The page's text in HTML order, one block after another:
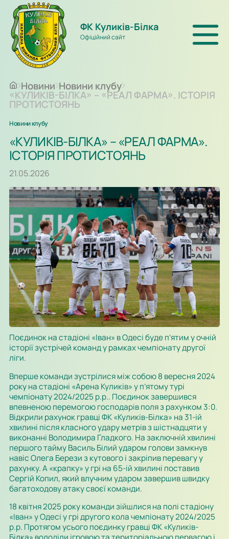
ФК Куликів-Білка
Офіційний сайт
Новини Новини клубу
«КУЛИКІВ-БІЛКА» – «РЕАЛ ФАРМА». ІСТОРІЯ
ПРОТИСТОЯНЬ
Новини клубу
«КУЛИКІВ-БІЛКА» – «РЕАЛ ФАРМА».
ІСТОРІЯ ПРОТИСТОЯНЬ
21.05.2026
Поєдинок на стадіоні «Іван» в Одесі буде п’ятим у очній
історії зустрічей команд у рамках чемпіонату другої
ліги.
Вперше команди зустрілися між собою 8 вересня 2024
року на стадіоні «Арена Куликів» у п’ятому турі
чемпіонату 2024/2025 р.р.. Поєдинок завершився
впевненою перемогою господарів поля з рахунком 3:0.
Відкрили рахунок гравці ФК «Куликів-Білка» на 31-ій
хвилині після класного удару метрів з шістнадцяти у
виконанні Володимира Гладкого. На заключній хвилині
першого тайму Василь Білий ударом голови замкнув
навіс Олега Берези з кутового і закріпив перевагу у
рахунку. А «крапку» у грі на 65-ій хвилині поставив
Сергій Копил, який влучним ударом завершив швидку
багатоходову атаку своєї команди.
18 квітня 2025 року команди зійшлися на полі стадіону
«Іван» у Одесі у грі другого кола чемпіонату 2024/2025
р.р. Протягом усього поєдинку гравці ФК «Куликів-